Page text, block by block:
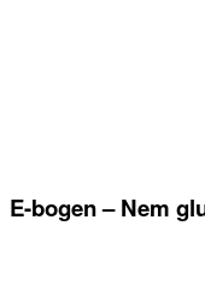
E-bogen – Nem